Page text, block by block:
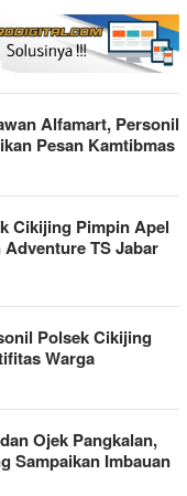
Alfamart, Personil
Pesan Kamtibmas
Cikijing Pimpin Apel
TS Jabar
Polsek Cikijing
Warga
Ojek Pangkalan,
Sampaikan Imbauan